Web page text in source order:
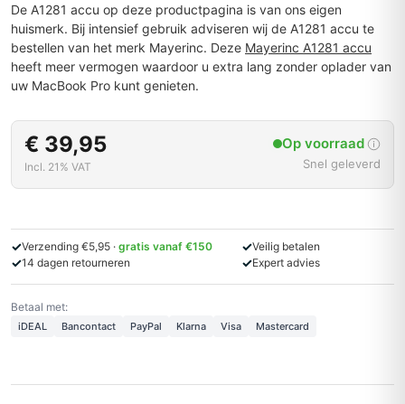
De A1281 accu op deze productpagina is van ons eigen
huismerk. Bij intensief gebruik adviseren wij de A1281 accu te
bestellen van het merk Mayerinc. Deze Mayerinc A1281 accu
heeft meer vermogen waardoor u extra lang zonder oplader van
uw MacBook Pro kunt genieten.
€ 39,95
Incl. 21% VAT
Op voorraad
Snel geleverd
✓Verzending €5,95 · gratis vanaf €150 ✓Veilig betalen
✓14 dagen retourneren ✓Expert advies
Betaal met:
iDEAL Bancontact PayPal Klarna Visa Mastercard